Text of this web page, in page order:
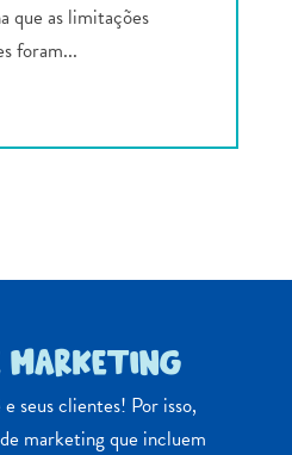
que as limitações
foram...
seus clientes! Por isso,
marketing que incluem